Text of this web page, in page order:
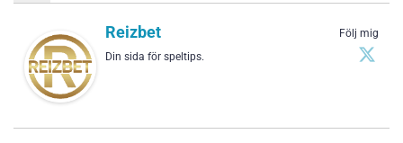
Följ mig
Reizbet
Din sida för speltips.